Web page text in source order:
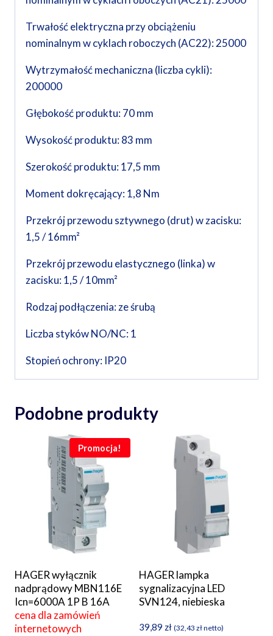
Trwałość elektryczna przy obciążeniu
nominalnym w cyklach roboczych (AC22): 25000
Wytrzymałość mechaniczna (liczba cykli):
200000
Głębokość produktu: 70 mm
Wysokość produktu: 83 mm
Szerokość produktu: 17,5 mm
Moment dokręcający: 1,8 Nm
Przekrój przewodu sztywnego (drut) w zacisku:
1,5 / 16mm²
Przekrój przewodu elastycznego (linka) w
zacisku: 1,5 / 10mm²
Rodzaj podłączenia: ze śrubą
Liczba styków NO/NC: 1
Stopień ochrony: IP20
Podobne produkty
Promocja!
HAGER wyłącznik
nadprądowy MBN116E
Icn=6000A 1P B 16A
cena dla zamówień
internetowych
HAGER lampka
sygnalizacyjna LED
SVN124, niebieska
39,89 zł (32,43 złnetto)